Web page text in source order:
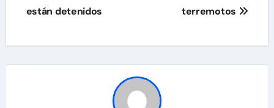
están detenidos
terremotos